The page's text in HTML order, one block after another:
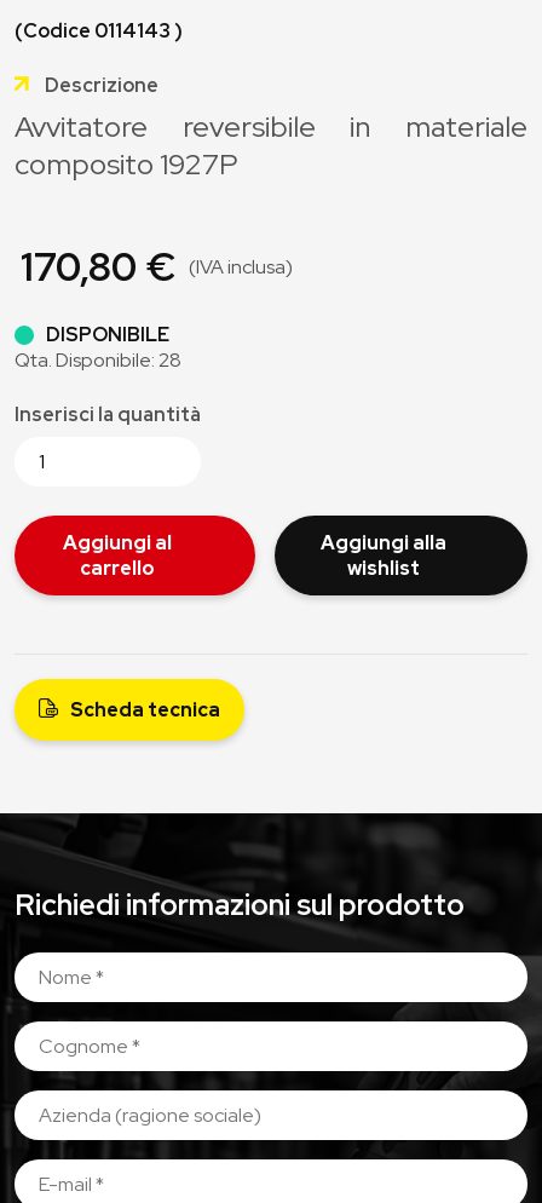
(Codice 0114143 )
Descrizione
Avvitatore reversibile in materiale
composito 1927P
170,80 € (IVA inclusa)
DISPONIBILE
Qta. Disponibile: 28
Inserisci la quantità
Aggiungi al
carrello
Aggiungi alla
wishlist
Scheda tecnica
Richiedi informazioni sul prodotto